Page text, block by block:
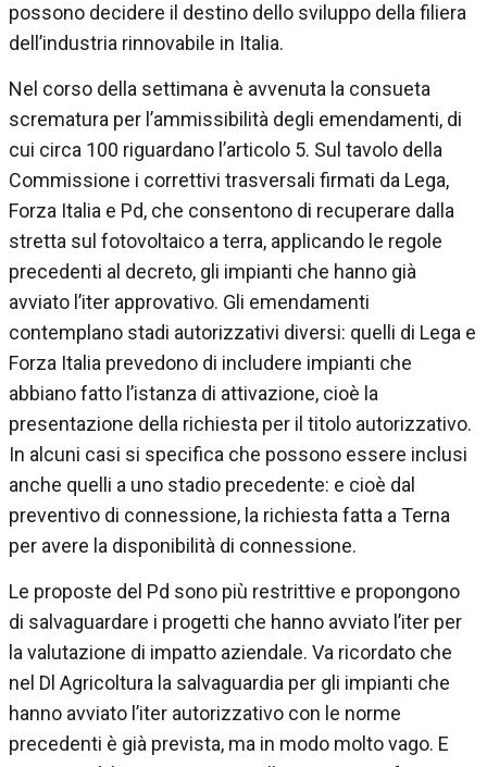
possono decidere il destino dello sviluppo della filiera
dell’industria rinnovabile in Italia.
Nel corso della settimana è avvenuta la consueta
scrematura per l’ammissibilità degli emendamenti, di
cui circa 100 riguardano l’articolo 5. Sul tavolo della
Commissione i correttivi trasversali firmati da Lega,
Forza Italia e Pd, che consentono di recuperare dalla
stretta sul fotovoltaico a terra, applicando le regole
precedenti al decreto, gli impianti che hanno già
avviato l’iter approvativo. Gli emendamenti
contemplano stadi autorizzativi diversi: quelli di Lega e
Forza Italia prevedono di includere impianti che
abbiano fatto l’istanza di attivazione, cioè la
presentazione della richiesta per il titolo autorizzativo.
In alcuni casi si specifica che possono essere inclusi
anche quelli a uno stadio precedente: e cioè dal
preventivo di connessione, la richiesta fatta a Terna
per avere la disponibilità di connessione.
Le proposte del Pd sono più restrittive e propongono
di salvaguardare i progetti che hanno avviato l’iter per
la valutazione di impatto aziendale. Va ricordato che
nel Dl Agricoltura la salvaguardia per gli impianti che
hanno avviato l’iter autorizzativo con le norme
precedenti è già prevista, ma in modo molto vago. E